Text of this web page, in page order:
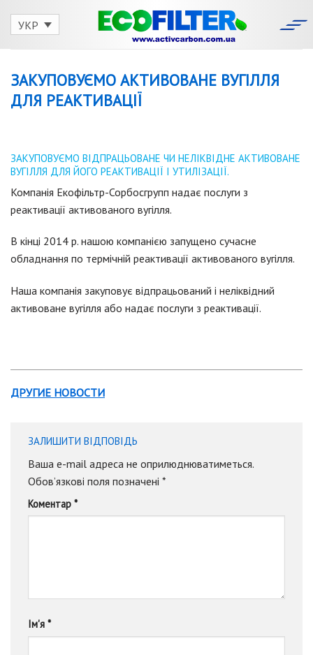
УКР
ЗАКУПОВУЄМО АКТИВОВАНЕ ВУГІЛЛЯ
ДЛЯ РЕАКТИВАЦІЇ
ЗАКУПОВУЄМО ВІДПРАЦЬОВАНЕ ЧИ НЕЛІКВІДНЕ АКТИВОВАНЕ
ВУГІЛЛЯ ДЛЯ ЙОГО РЕАКТИВАЦІЇ І УТИЛІЗАЦІЇ.
Компанія Екофільтр-Сорбосгрупп надає послуги з
реактивації активованого вугілля.
В кінці 2014 р. нашою компанією запущено сучасне
обладнання по термічній реактивації активованого вугілля.
Наша компанія закуповує відпрацьований і неліквідний
активоване вугілля або надає послуги з реактивації.
ДРУГИЕ НОВОСТИ
ЗАЛИШИТИ ВІДПОВІДЬ
Ваша e-mail адреса не оприлюднюватиметься.
Обов’язкові поля позначені *
Коментар *
Ім'я *